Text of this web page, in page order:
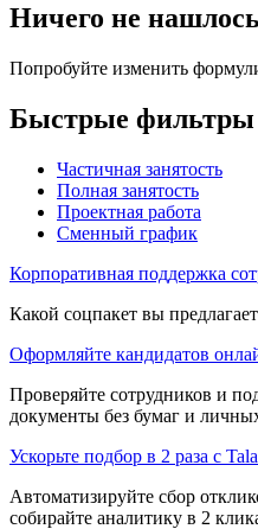
Ничего не нашлось
Попробуйте изменить
Быстрые фильтры
Частичная занятость
Полная занятость
Проектная работа
Сменный график
Корпоративная поддержка
Какой соцпакет вы
Оформляйте кандидатов
Проверяйте сотрудников и
документы без бумаг и
Ускорьте подбор в 2 раза с
Автоматизируйте сбор
собирайте аналитику в 2